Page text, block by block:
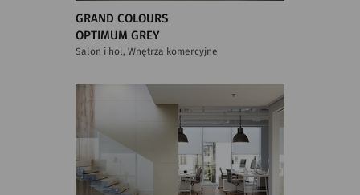
GRAND COLOURS
OPTIMUM GREY
Salon i hol, Wnętrza komercyjne